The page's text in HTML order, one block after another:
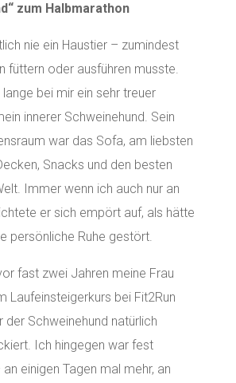
zum Halbmarathon
nie ein Haustier – zumindest
füttern oder ausführen musste.
bei mir ein sehr treuer
innerer Schweinehund. Sein
war das Sofa, am liebsten
Snacks und den besten
Immer wenn ich auch nur an
er sich empört auf, als hätte
persönliche Ruhe gestört.
fast zwei Jahren meine Frau
Laufeinsteigerkurs bei Fit2Run
der Schweinehund natürlich
Ich hingegen war fest
einigen Tagen mal mehr, an